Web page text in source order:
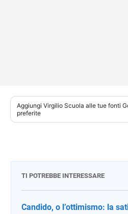
Aggiungi Virgilio Scuola alle tue fonti
preferite
TI POTREBBE INTERESSARE
Candido, o l’ottimismo: la